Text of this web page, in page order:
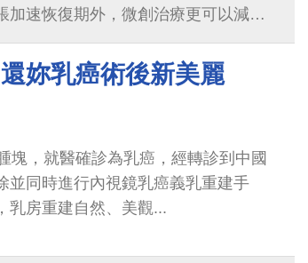
加速恢復期外，微創治療更可以減少
妳乳癌術後新美麗
塊，就醫確診為乳癌，經轉診到中國
並同時進行內視鏡乳癌義乳重建手
乳房重建自然、美觀...